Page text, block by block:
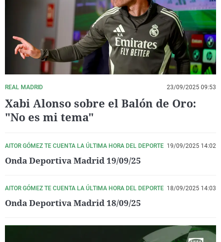
La rosa de los vientos
Gente viajera
Como el perro y el
Caso
Retornados
Equipo de
Operación Viuda
Extremadura
Galicia
La Rioja
Navarra
País Vasco
Virales
Televisión
Elecciones
REAL MADRID 23/09/2025 09:53
Xabi Alonso sobre el Balón de Oro:
"No es mi tema"
AITOR GÓMEZ TE CUENTA LA ÚLTIMA HORA DEL DEPORTE 19/09/2025 14:02
Onda Deportiva Madrid 19/09/25
AITOR GÓMEZ TE CUENTA LA ÚLTIMA HORA DEL DEPORTE 18/09/2025 14:03
Onda Deportiva Madrid 18/09/25